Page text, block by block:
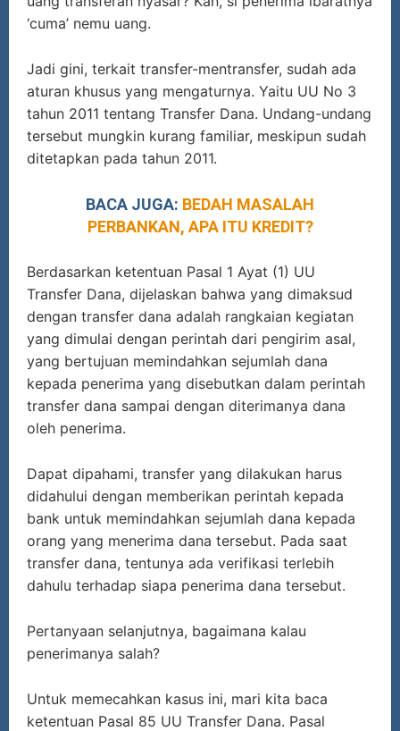
‘cuma’ nemu uang.
Jadi gini, terkait transfer-mentransfer, sudah ada
aturan khusus yang mengaturnya. Yaitu UU No 3
tahun 2011 tentang Transfer Dana. Undang-undang
tersebut mungkin kurang familiar, meskipun sudah
ditetapkan pada tahun 2011.
BACA JUGA: BEDAH MASALAH
PERBANKAN, APA ITU KREDIT?
Berdasarkan ketentuan Pasal 1 Ayat (1) UU
Transfer Dana, dijelaskan bahwa yang dimaksud
dengan transfer dana adalah rangkaian kegiatan
yang dimulai dengan perintah dari pengirim asal,
yang bertujuan memindahkan sejumlah dana
kepada penerima yang disebutkan dalam perintah
transfer dana sampai dengan diterimanya dana
oleh penerima.
Dapat dipahami, transfer yang dilakukan harus
didahului dengan memberikan perintah kepada
bank untuk memindahkan sejumlah dana kepada
orang yang menerima dana tersebut. Pada saat
transfer dana, tentunya ada verifikasi terlebih
dahulu terhadap siapa penerima dana tersebut.
Pertanyaan selanjutnya, bagaimana kalau
penerimanya salah?
Untuk memecahkan kasus ini, mari kita baca
ketentuan Pasal 85 UU Transfer Dana. Pasal